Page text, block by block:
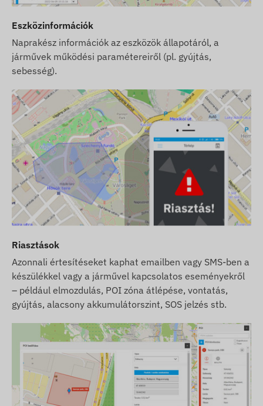
Eszközinformációk
Naprakész információk az eszközök állapotáról, a
járművek működési paramétereiről (pl. gyújtás,
sebesség).
Riasztások
Azonnali értesítéseket kaphat emailben vagy SMS-ben a
készülékkel vagy a járművel kapcsolatos eseményekről
– például elmozdulás, POI zóna átlépése, vontatás,
gyújtás, alacsony akkumulátorszint, SOS jelzés stb.